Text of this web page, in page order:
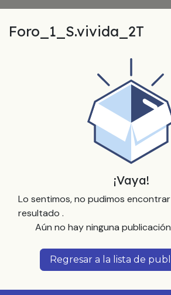
Foro_1_S.vivida_2T
¡Vaya!
Lo sentimos, no pudimos
resultado .
Aún no hay ninguna
Regresar a la lista de